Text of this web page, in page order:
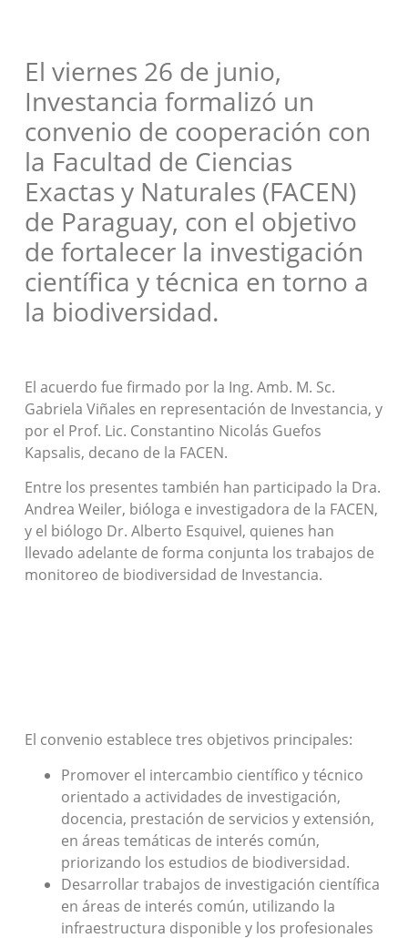
El viernes 26 de junio,
Investancia formalizó un
convenio de cooperación con
la Facultad de Ciencias
Exactas y Naturales (FACEN)
de Paraguay, con el objetivo
de fortalecer la investigación
científica y técnica en torno a
la biodiversidad.
El acuerdo fue firmado por la Ing. Amb. M. Sc.
Gabriela Viñales en representación de Investancia, y
por el Prof. Lic. Constantino Nicolás Guefos
Kapsalis, decano de la FACEN.
Entre los presentes también han participado la Dra.
Andrea Weiler, bióloga e investigadora de la FACEN,
y el biólogo Dr. Alberto Esquivel, quienes han
llevado adelante de forma conjunta los trabajos de
monitoreo de biodiversidad de Investancia.
El convenio establece tres objetivos principales:
Promover el intercambio científico y técnico
orientado a actividades de investigación,
docencia, prestación de servicios y extensión,
en áreas temáticas de interés común,
priorizando los estudios de biodiversidad.
Desarrollar trabajos de investigación científica
en áreas de interés común, utilizando la
infraestructura disponible y los profesionales